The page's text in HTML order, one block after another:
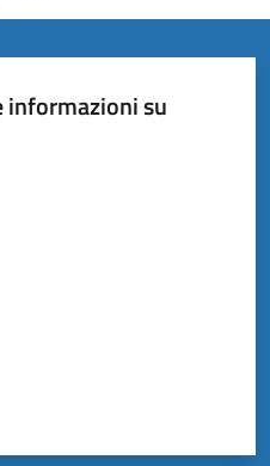
informazioni su